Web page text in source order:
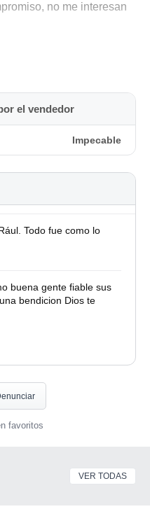
no me interesan
el vendedor
Impecable
Todo fue como lo
buena gente fiable sus
bendicion Dios te
favoritos
VER TODAS